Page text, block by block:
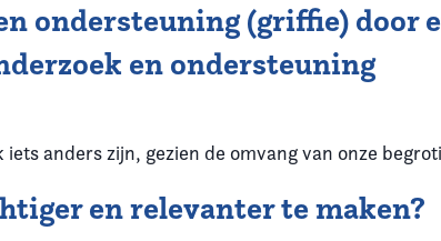
ondersteuning (griffie) door
en ondersteuning
anders zijn, gezien de omvang van onze
en relevanter te maken?